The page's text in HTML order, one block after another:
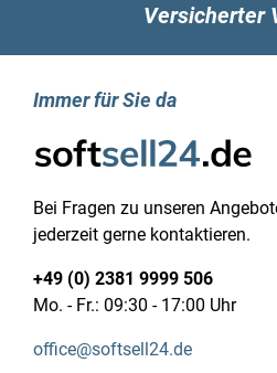
Versicherter
Immer für Sie da
Bei Fragen zu unseren
jederzeit gerne kontaktieren.
+49 (0) 2381 9999 506
Mo. - Fr.: 09:30 - 17:00 Uhr
office@softsell24.de